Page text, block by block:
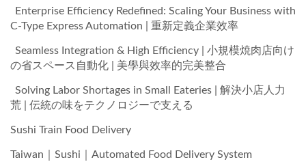
Enterprise Efficiency Redefined: Scaling Your Business with
C-Type Express Automation | 重新定義企業效率
Seamless Integration & High Efficiency | 小規模焼肉店向け
の省スペース自動化 | 美學與效率的完美整合
Solving Labor Shortages in Small Eateries | 解決小店人力
荒 | 伝統の味をテクノロジーで支える
Sushi Train Food Delivery
Taiwan｜Sushi｜Automated Food Delivery System